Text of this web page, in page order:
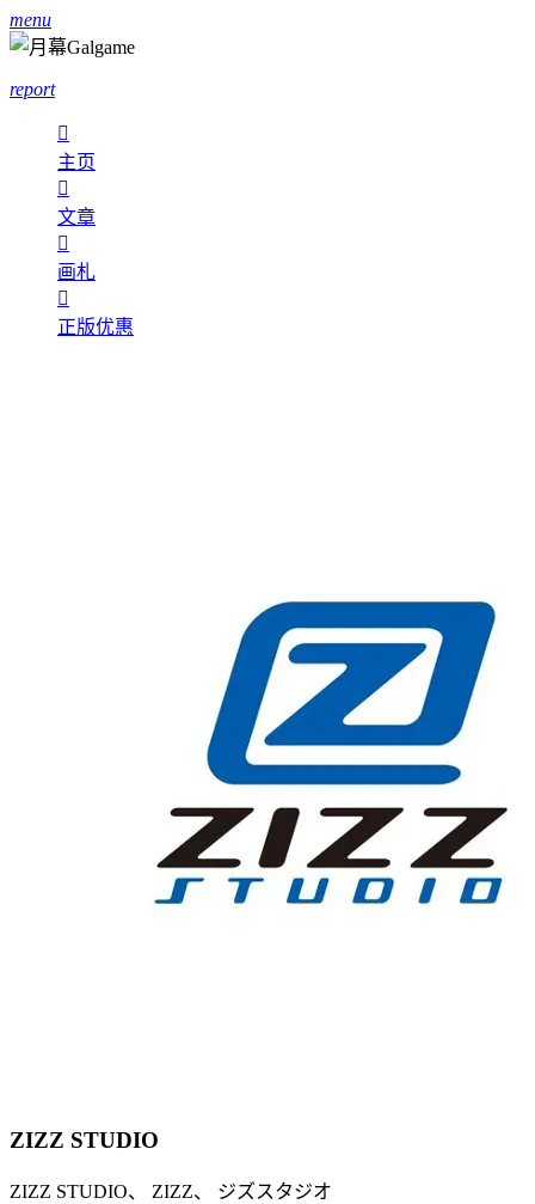
menu
report

主页

文章

画札

正版优惠
ZIZZ STUDIO
ZIZZ STUDIO、 ZIZZ、 ジズスタジオ